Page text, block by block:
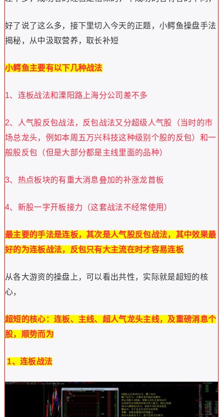
好了说了这么多，接下里切入今天的正题，小鳄鱼操盘手法
揭秘，从中汲取营养，取长补短
小鳄鱼主要有以下几种战法
1、连板战法和溧阳路上海分公司差不多
2、人气股反包战法，反包战法又分超级人气股（当时的市
场总龙头，例如本周五万兴科技这种级别个股的反包）和一
般股反包（但是大部分都是主线里面的品种）
3、热点板块的有重大消息叠加的补涨龙首板
4、新股一字开板接力（这套战法不经常使用）
最主要的手法是连板，其次是人气股反包战法，其中效果最
好的为连板战法，反包只有大主流在时才容易连板
从各大游资的操盘上，可以看出共性，实际就是超短的核
心，
超短的核心：连板、主线、超人气龙头主线，及重磅消息个
股，顺势而为
1、连板战法